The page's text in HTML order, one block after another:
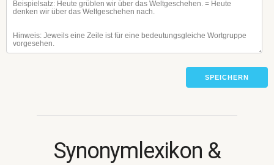
SPEICHERN
Synonymlexikon &